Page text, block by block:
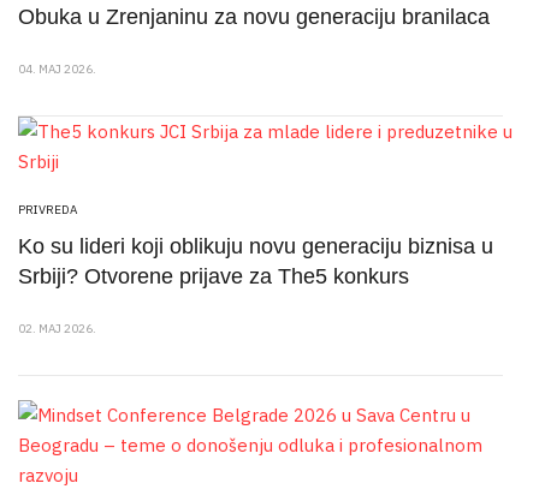
Obuka u Zrenjaninu za novu generaciju branilaca
04. MAJ 2026.
PRIVREDA
Ko su lideri koji oblikuju novu generaciju biznisa u
Srbiji? Otvorene prijave za The5 konkurs
02. MAJ 2026.